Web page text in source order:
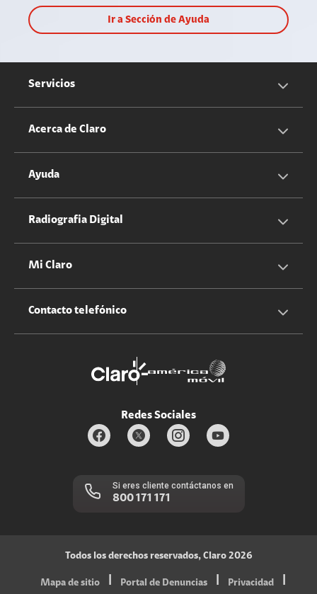
Ir a Sección de Ayuda
Servicios
Servicios Móviles
Claro club
Acerca de Claro
Información Corporativa
Propietario terreno antenas
Ayuda
Cotizador servicios móviles
Durabilidad de bienes
Estado de Servicios
Radiografia Digital
Mi Claro
Iniciar sesión
Contacto telefónico
Redes Sociales
Si eres cliente contáctanos en
800 171 171
Todos los derechos reservados, Claro 2026
Mapa de sitio Portal de Denuncias Privacidad